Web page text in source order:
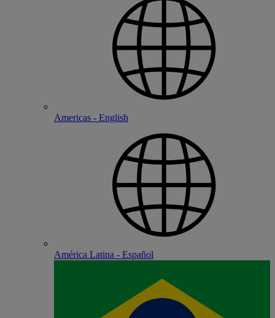
Americas - English
América Latina - Español